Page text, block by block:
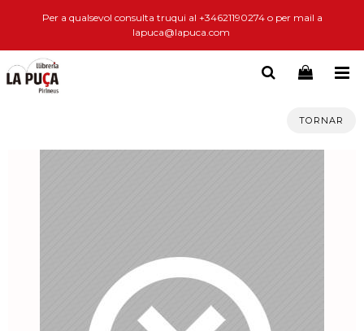
Per a qualsevol consulta truqui al +34621190274 o per mail a
lapuca@lapuca.com
TORNAR